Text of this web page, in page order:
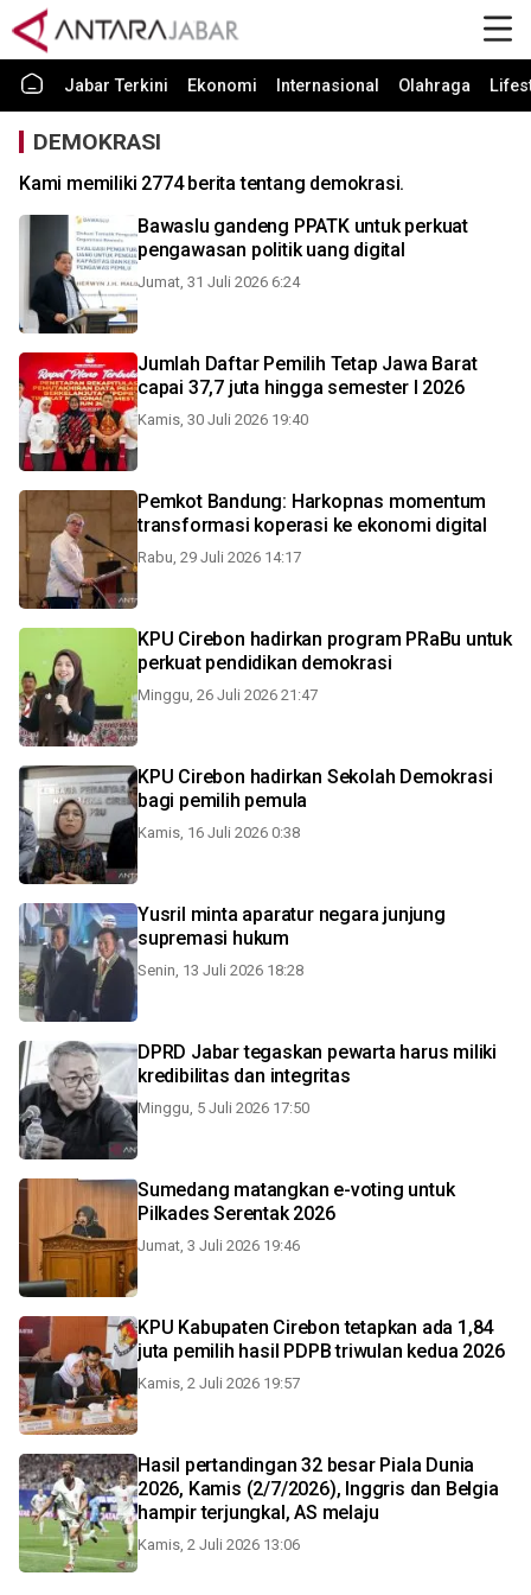
Jabar Terkini Ekonomi Internasional Olahraga
DEMOKRASI
Kami memiliki 2774 berita tentang demokrasi.
Bawaslu gandeng PPATK untuk perkuat
pengawasan politik uang digital
Jumat, 31 Juli 2026 6:24
Jumlah Daftar Pemilih Tetap Jawa Barat
capai 37,7 juta hingga semester I 2026
Kamis, 30 Juli 2026 19:40
Pemkot Bandung: Harkopnas momentum
transformasi koperasi ke ekonomi digital
Rabu, 29 Juli 2026 14:17
KPU Cirebon hadirkan program PRaBu untuk
perkuat pendidikan demokrasi
Minggu, 26 Juli 2026 21:47
KPU Cirebon hadirkan Sekolah Demokrasi
bagi pemilih pemula
Kamis, 16 Juli 2026 0:38
Yusril minta aparatur negara junjung
supremasi hukum
Senin, 13 Juli 2026 18:28
DPRD Jabar tegaskan pewarta harus miliki
kredibilitas dan integritas
Minggu, 5 Juli 2026 17:50
Sumedang matangkan e-voting untuk
Pilkades Serentak 2026
Jumat, 3 Juli 2026 19:46
KPU Kabupaten Cirebon tetapkan ada 1,84
juta pemilih hasil PDPB triwulan kedua 2026
Kamis, 2 Juli 2026 19:57
Hasil pertandingan 32 besar Piala Dunia
2026, Kamis (2/7/2026), Inggris dan Belgia
hampir terjungkal, AS melaju
Kamis, 2 Juli 2026 13:06